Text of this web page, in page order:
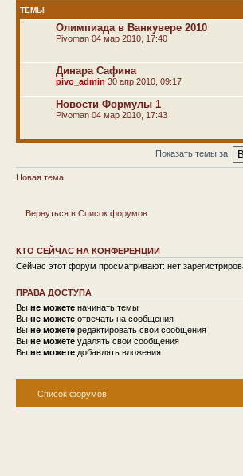
ТЕМЫ
Олимпиада в Ванкувере 2010
Pivoman 04 мар 2010, 17:40
Динара Сафина
pivo_admin 30 апр 2010, 09:17
Новости Формулы 1
Pivoman 04 мар 2010, 17:43
Показать темы за:
Новая тема
Вернуться в Список форумов
КТО СЕЙЧАС НА КОНФЕРЕНЦИИ
Сейчас этот форум просматривают: нет
ПРАВА ДОСТУПА
Вы не можете начинать темы
Вы не можете отвечать на сообщения
Вы не можете редактировать свои сообщения
Вы не можете удалять свои сообщения
Вы не можете добавлять вложения
Список форумов